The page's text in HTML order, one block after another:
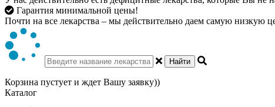
Гарантия минимальной цены!
Почти на все лекарства – мы действительно даем самую низкую
Найти
Корзина пустует и ждет Вашу заявку))
Каталог